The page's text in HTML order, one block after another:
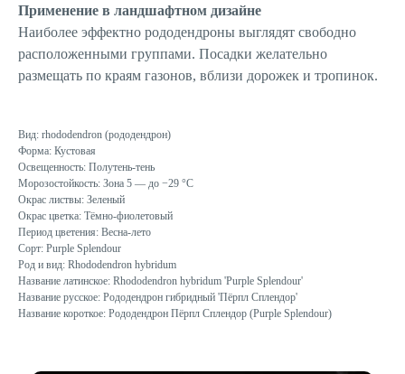
Применение в ландшафтном дизайне
Наиболее эффектно рододендроны выглядят свободно
расположенными группами. Посадки желательно
размещать по краям газонов, вблизи дорожек и тропинок.
Вид: rhododendron (рододендрон)
Форма: Кустовая
Освещенность: Полутень-тень
Морозостойкость: Зона 5 — до −29 °C
Окрас листвы: Зеленый
Окрас цветка: Тёмно-фиолетовый
Период цветения: Весна-лето
Сорт: Purple Splendour
Род и вид: Rhododendron hybridum
Название латинское: Rhododendron hybridum 'Purple Splendour'
Название русское: Рододендрон гибридный 'Пёрпл Сплендор'
Название короткое: Рододендрон Пёрпл Сплендор (Purple Splendour)